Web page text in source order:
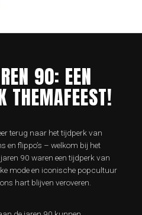
90: EEN
THEMAFEEST!
terug naar het tijdperk van
en flippo’s – welkom bij het
90 waren een tijdperk van
mode en iconische popcultuur
hart blijven veroveren.